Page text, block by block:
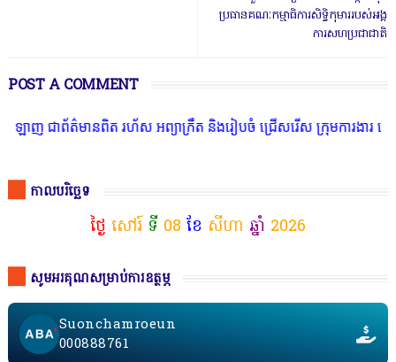
ប្រធានគណៈកម្មាធិការសិទ្ធិកុមាររបស់អង្គ
ការសហប្រជាជាតិ
POST A COMMENT
ត រហ័ស អព្យាក្រឹត និងរៀបចំ ជ្រើសរើស ក្រុមការងារ នៅតាមបណ្តាលរ
កាលបរិច្ឆេទ
ថ្ងៃ សៅរ៍ទី 08 ខែ សីហា ឆ្នាំ 2026
សូមអរគុណសម្រាប់ការឧត្ថម្ភ
Suonchamroeun
000888761